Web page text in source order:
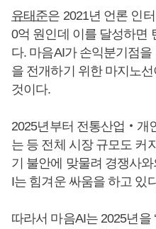
유태준은 2021년 언론 인
0억 원인데 이를 달성하면
다. 마음AI가 손익분기점
을 전개하기 위한 마지노
것이다.
2025년부터 전통산업‧개
는 등 전체 시장 규모도 커
기 불안에 맞물려 경쟁사
I는 힘겨운 싸움을 하고 있
따라서 마음AI는 2025년을